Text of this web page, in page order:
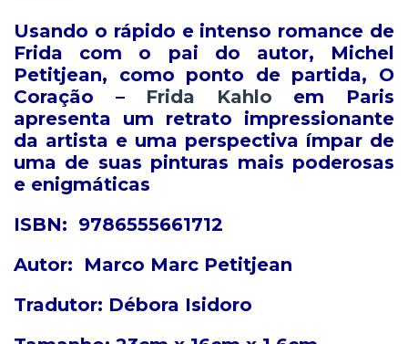
Usando o rápido e intenso romance de
Frida com o pai do autor, Michel
Petitjean, como ponto de partida, O
Coração – Frida Kahlo em Paris
apresenta um retrato impressionante
da artista e uma perspectiva ímpar de
uma de suas pinturas mais poderosas
e enigmáticas
ISBN: 9786555661712
Autor: Marco Marc Petitjean
Tradutor: Débora Isidoro